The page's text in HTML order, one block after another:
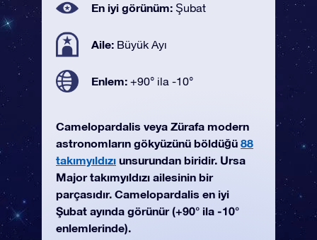
En iyi görünüm: Şubat
Aile: Büyük Ayı
Enlem: +90° ila -10°
Camelopardalis veya Zürafa modern
astronomların gökyüzünü böldüğü 88
takımyıldızı unsurundan biridir. Ursa
Major takımyıldızı ailesinin bir
parçasıdır. Camelopardalis en iyi
Şubat ayında görünür (+90° ila -10°
enlemlerinde).